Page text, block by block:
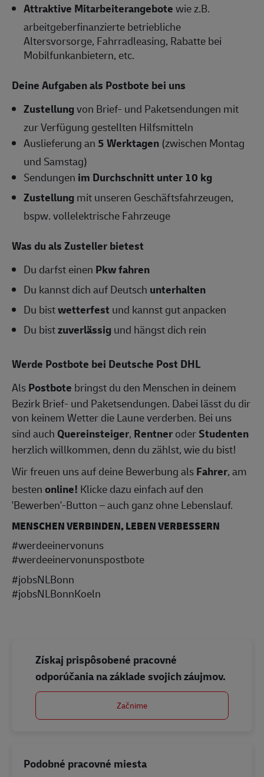
Attraktive Mitarbeiterangebotewie z.B.
arbeitgeberfinanzierte betriebliche
Altersvorsorge, Fahrradleasing, Rabatte bei
Mobilfunkanbietern, etc.
Deine Aufgaben als Postbote bei uns
Zustellungvon Brief- und Paketsendungen mit
zur Verfügung gestellten Hilfsmitteln
Auslieferung an5 Werktagen (zwischen Montag
und Samstag)
Sendungen im Durchschnitt unter 10 kg
Zustellungmit unseren Geschäftsfahrzeugen,
bspw. vollelektrische Fahrzeuge
Was du als Zusteller bietest
Du darfst einen Pkw fahren
Du kannst dich auf Deutsch unterhalten
Du bistwetterfest und kannst gut anpacken
Du bistzuverlässigund hängst dich rein
Werde Postbote bei Deutsche Post DHL
AlsPostbote bringst du den Menschen in deinem
Bezirk Brief- und Paketsendungen. Dabei lässt du dir
von keinem Wetter die Laune verderben. Bei uns
sind auch Quereinsteiger, RentneroderStudenten
herzlich willkommen, denn du zählst, wie du bist!
Wir freuen uns auf deine Bewerbung alsFahrer, am
bestenonline! Klicke dazu einfach auf den
'Bewerben'-Button – auch ganz ohne Lebenslauf.
MENSCHEN VERBINDEN, LEBEN VERBESSERN
#werdeeinervonuns
#werdeeinervonunspostbote
#jobsNLBonn
#jobsNLBonnKoeln
Získaj prispôsobené pracovné
odporúčania na základe svojich záujmov.
Začnime
Podobné pracovné miesta